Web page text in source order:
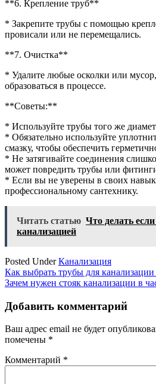
**6. Крепление труб**
* Закрепите трубы с помощью
провисали или не перемещались.
**7. Очистка**
* Удалите любые осколки или
образоваться в процессе.
**Советы:**
* Используйте трубы того же
* Обязательно используйте
смазку, чтобы обеспечить
* Не затягивайте соединения
может повредить трубы или
* Если вы не уверены в своих
профессиональному сантехнику.
Читать статью Что делать
канализацией
Posted UnderКанализация
Навигация
по
записям
Как выбрать трубы для канализации
Зачем нужен стояк канализации в
Добавить комментарий
Ваш адрес email не будет
помечены *
Комментарий *